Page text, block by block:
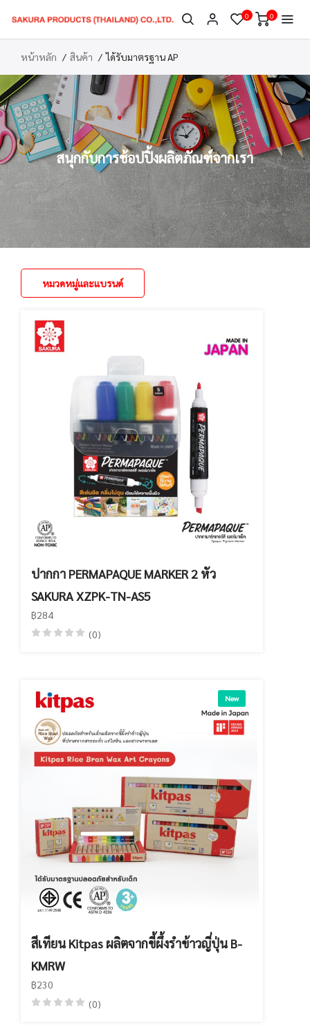
0 0
หน้าหลัก สินค้า ได้รับมาตรฐาน AP
สนุกกับการช้อปปิ้งผลิตภัณฑ์จากเรา
หมวดหมู่และแบรนด์
ปากกา PERMAPAQUE MARKER 2 หัว
SAKURA XZPK-TN-AS5
฿284
(0)
New
สีเทียน Kitpas ผลิตจากขี้ผึ้งรำข้าวญี่ปุ่น B-
KMRW
฿230
(0)